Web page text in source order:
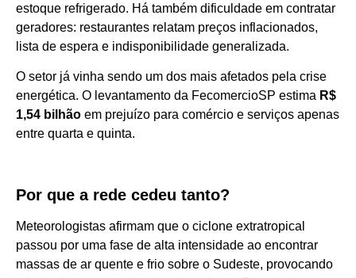
estoque refrigerado. Há também dificuldade em contratar
geradores: restaurantes relatam preços inflacionados,
lista de espera e indisponibilidade generalizada.
O setor já vinha sendo um dos mais afetados pela crise
energética. O levantamento da FecomercioSP estima R$
1,54 bilhão em prejuízo para comércio e serviços apenas
entre quarta e quinta.
Por que a rede cedeu tanto?
Meteorologistas afirmam que o ciclone extratropical
passou por uma fase de alta intensidade ao encontrar
massas de ar quente e frio sobre o Sudeste, provocando